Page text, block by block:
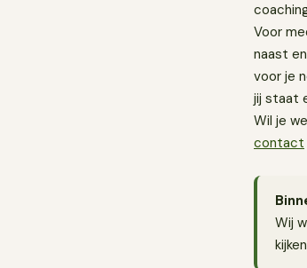
Voor
naast
voor je
jij staat
Wil je
contact
Wij